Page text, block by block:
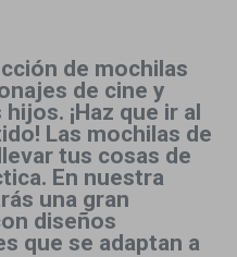
de mochilas
de cine y
¡Haz que ir al
Las mochilas de
tus cosas de
En nuestra
una gran
diseños
que se adaptan a